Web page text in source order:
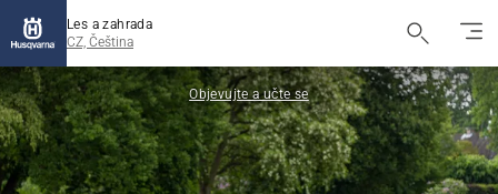
Les a zahrada
CZ, Čeština
Objevujte a učte se